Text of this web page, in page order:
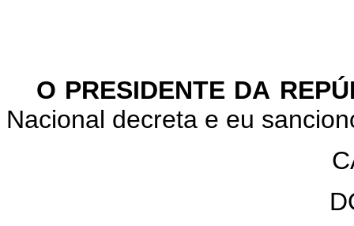
O PRESIDENTE DA
Nacional decreta e eu